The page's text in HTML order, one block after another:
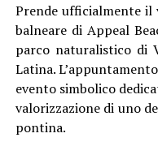
Prende ufficialmente il
balneare di Appeal
parco naturalistico di
Latina.
evento simbolico
valorizzazione di uno
pontina.